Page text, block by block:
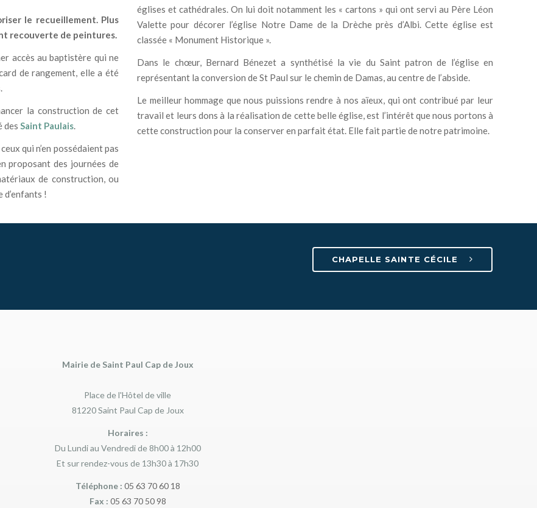
le recueillement. Plus
recouverte de peintures.
accès au baptistère qui ne
de rangement, elle a été
la construction de cet
des Saint Paulais.
qui n’en possédaient pas
proposant des journées de
de construction, ou
d’enfants !
églises et cathédrales. On lui doit notamment les « cartons » qui ont servi au Père Léon
Valette pour décorer l’église Notre Dame de la Drèche près d’Albi. Cette église est
classée « Monument Historique ».
Dans le chœur, Bernard Bénezet a synthétisé la vie du Saint patron de l’église en
représentant la conversion de St Paul sur le chemin de Damas, au centre de l’abside.
Le meilleur hommage que nous puissions rendre à nos aïeux, qui ont contribué par leur
travail et leurs dons à la réalisation de cette belle église, est l’intérêt que nous portons à
cette construction pour la conserver en parfait état. Elle fait partie de notre patrimoine.
CHAPELLE SAINTE CÉCILE
Mairie de Saint Paul Cap de Joux
Place de l'Hôtel de ville
81220 Saint Paul Cap de Joux
Horaires :
Du Lundi au Vendredi de 8h00 à 12h00
Et sur rendez-vous de 13h30 à 17h30
Téléphone : 05 63 70 60 18
Fax : 05 63 70 50 98